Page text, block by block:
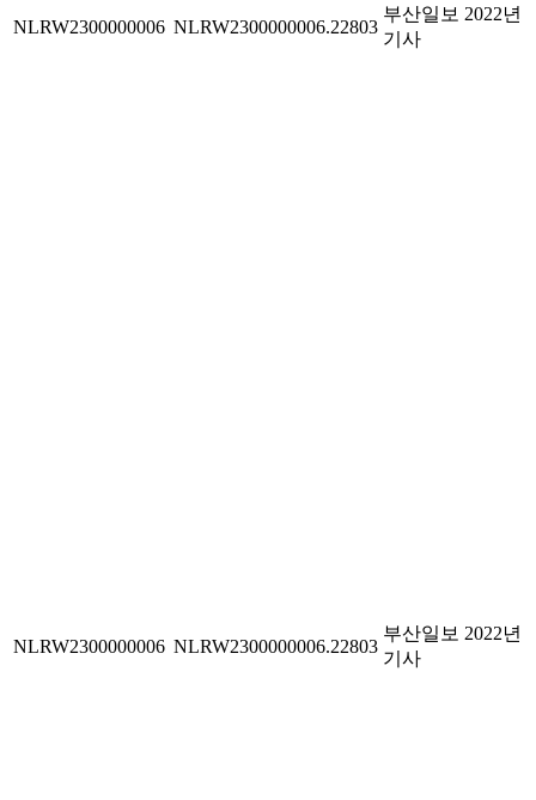
NLRW2300000006 NLRW2300000006.22803
부산일보 2022년
기사
NLRW2300000006 NLRW2300000006.22803
부산일보 2022년
기사